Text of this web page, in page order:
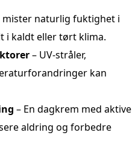
mister naturlig fuktighet i
i kaldt eller tørt klima.
– UV-stråler,
kan
– En dagkrem med aktive
aldring og forbedre